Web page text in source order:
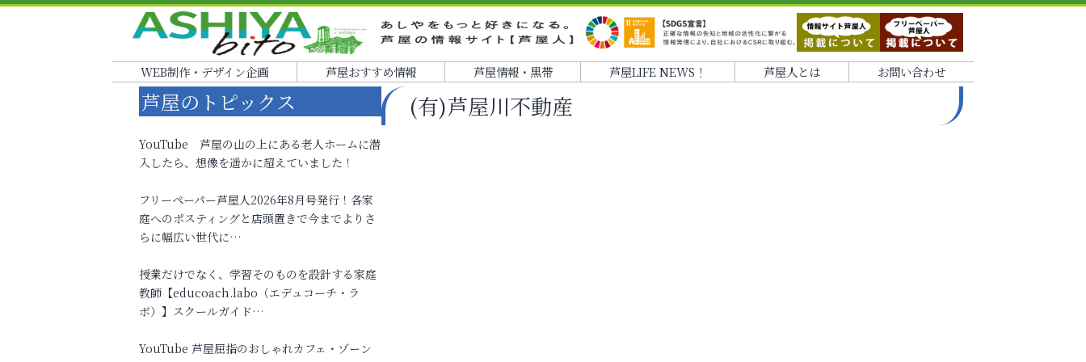
WEB制作・デザイン企画 芦屋おすすめ情報 芦屋情報・黒帯 芦屋LIFE NEWS！ 芦屋人とは お問い合わせ
(有)芦屋川不動産
芦屋のトピックス
YouTube 芦屋の山の上にある老人ホームに潜
入したら、想像を遥かに超えていました！
フリーペーパー芦屋人2026年8月号発行！各家
庭へのポスティングと店頭置きで今までよりさ
らに幅広い世代に…
授業だけでなく、学習そのものを設計する家庭
教師【educoach.labo（エデュコーチ・ラ
ボ）】スクールガイド…
YouTube 芦屋屈指のおしゃれカフェ・ゾーン